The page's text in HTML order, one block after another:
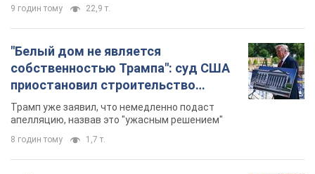
9 годин тому 22,9 т.
"Белый дом не является
собственностью Трампа": суд США
приостановил строительство
бального зала стоимостью 400 млн
долларов
Трамп уже заявил, что немедленно подаст
апелляцию, назвав это "ужасным решением"
8 годин тому 1,7 т.